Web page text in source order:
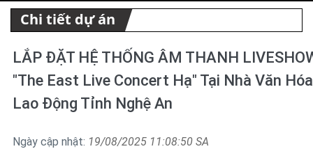
Chi tiết dự án
LẮP ĐẶT HỆ THỐNG ÂM THANH
"The East Live Concert Hạ" Tại Nhà Văn Hóa
Lao Động Tỉnh Nghệ An
Ngày cập nhật: 19/08/2025 11:08:50 SA